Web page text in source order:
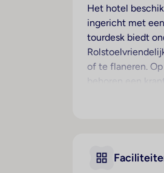
Het hotel
ingericht met
tourdesk biedt
of te flaneren.
behoren een
toeslag)
Kamers